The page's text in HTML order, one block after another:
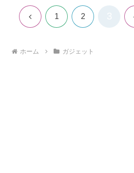
前 1 2
ホーム ガジェット